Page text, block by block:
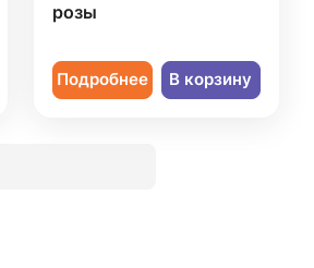
розы
Подробнее В корзину